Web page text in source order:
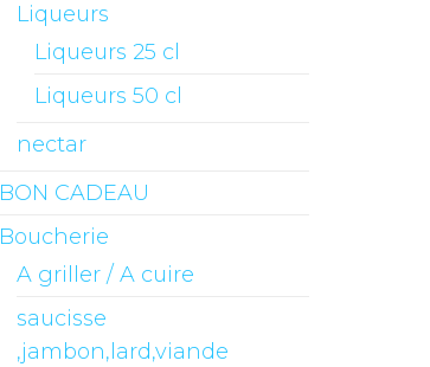
Liqueurs
Liqueurs 25 cl
Liqueurs 50 cl
nectar
BON CADEAU
Boucherie
A griller / A cuire
saucisse
,jambon,lard,viande